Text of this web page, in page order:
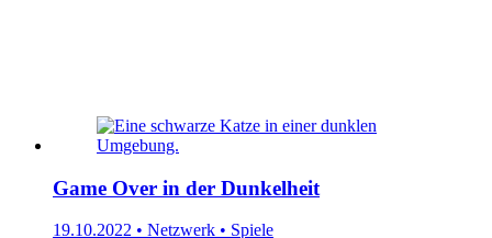
Game Over in der Dunkelheit
19.10.2022 • Netzwerk • Spiele